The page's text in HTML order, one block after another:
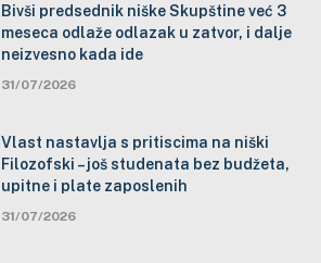
Bivši predsednik niške Skupštine već 3
meseca odlaže odlazak u zatvor, i dalje
neizvesno kada ide
31/07/2026
Vlast nastavlja s pritiscima na niški
Filozofski – još studenata bez budžeta,
upitne i plate zaposlenih
31/07/2026